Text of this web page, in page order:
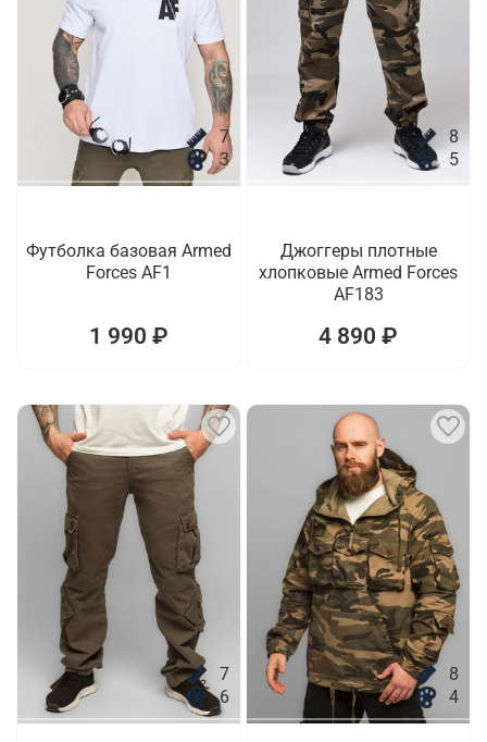
7
3
Футболка базовая Armed
Forces AF1
1 990 ₽
8
5
Джоггеры плотные
хлопковые Armed Forces
AF183
4 890 ₽
7
6
8
4